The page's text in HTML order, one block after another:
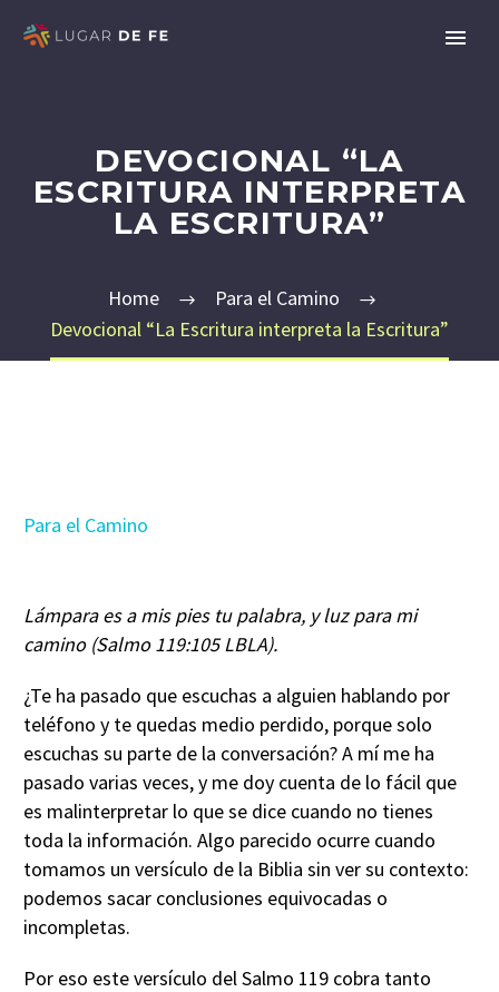
DEVOCIONAL “LA
ESCRITURA INTERPRETA
LA ESCRITURA”
Home
Para el Camino
Devocional “La Escritura interpreta la Escritura”
Para el Camino
Lámpara es a mis pies tu palabra, y luz para mi
camino (Salmo 119:105 LBLA).
¿Te ha pasado que escuchas a alguien hablando por
teléfono y te quedas medio perdido, porque solo
escuchas su parte de la conversación? A mí me ha
pasado varias veces, y me doy cuenta de lo fácil que
es malinterpretar lo que se dice cuando no tienes
toda la información. Algo parecido ocurre cuando
tomamos un versículo de la Biblia sin ver su contexto:
podemos sacar conclusiones equivocadas o
incompletas.
Por eso este versículo del Salmo 119 cobra tanto